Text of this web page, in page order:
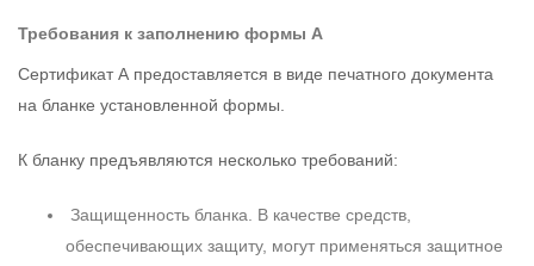
Требования к заполнению формы А
Сертификат А предоставляется в виде печатного документа
на бланке установленной формы.
К бланку предъявляются несколько требований:
Защищенность бланка. В качестве средств,
обеспечивающих защиту, могут применяться защитное